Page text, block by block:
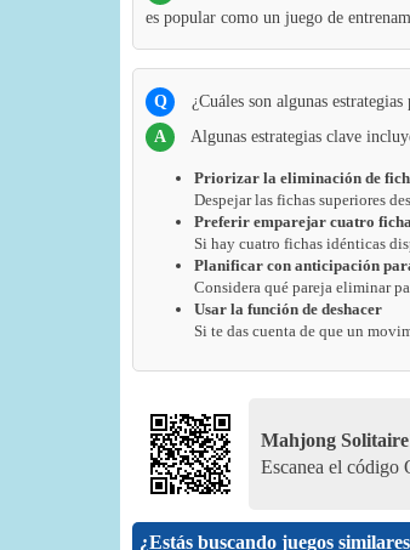
es popular como un juego de
Q
¿Cuáles son algunas
A
Algunas estrategias clave
Priorizar la eliminación de
Despejar las fichas superiores
Preferir emparejar cuatro
Si hay cuatro fichas idénticas
Planificar con anticipación
Considera qué pareja eliminar
Usar la función de deshacer
Si te das cuenta de que un
Mahjong
Escanea el código
¿Estás buscando juegos